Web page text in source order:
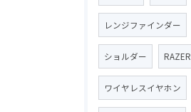
レンジファインダー
ショルダー RAZER
ワイヤレスイヤホン